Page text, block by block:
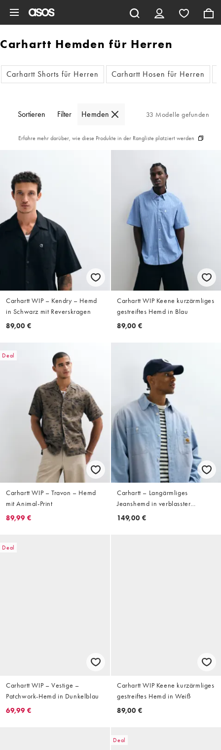
Carhartt Hemden für Herren
Carhartt Shorts für Herren Carhartt Hosen für Herren
Sortieren Filter Hemden 33 Modelle gefunden
Erfahre mehr darüber, wie diese Produkte in der Rangliste platziert werden
Carhartt WIP – Kendry – Hemd
in Schwarz mit Reverskragen
89,00 €
Carhartt WIP Keene kurzärmliges
gestreiftes Hemd in Blau
89,00 €
Deal
Carhartt WIP – Travon – Hemd
mit Animal-Print
89,99 €
Carhartt – Langärmliges
Jeanshemd in verblasster
hellblauer Waschung mit
149,00 €
Deal
Carhartt WIP – Vestige –
Patchwork-Hemd in Dunkelblau
69,99 €
Carhartt WIP Keene kurzärmliges
gestreiftes Hemd in Weiß
89,00 €
Deal